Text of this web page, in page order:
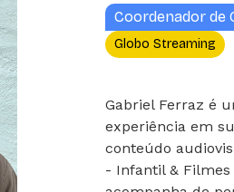
Coordenador de
Globo Streaming
Gabriel Ferraz é
experiência em
conteúdo
- Infantil & Filmes